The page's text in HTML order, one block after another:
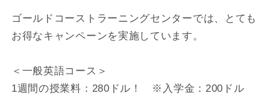
ゴールドコーストラーニングセンターでは、とても
お得なキャンペーンを実施しています。
＜一般英語コース＞
1週間の授業料：280ドル！ ※入学金：200ドル